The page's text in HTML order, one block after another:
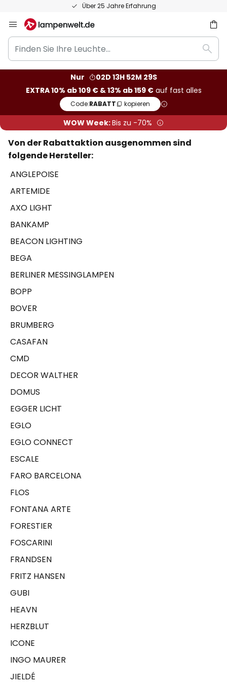
Über 25 Jahre Erfahrung
Inhalt
springen
Finden
Sie
Ihre
Nur
02D 13H 52M 29S
EXTRA 10% ab 109 € & 13% ab 159 €auf fast alles
Code:RABATT kopieren
WOW Week:Bis zu -70%
Von der Rabattaktion ausgenommen sind
folgende Hersteller:
ANGLEPOISE
ARTEMIDE
AXO LIGHT
BANKAMP
BEACON LIGHTING
BEGA
BERLINER MESSINGLAMPEN
BOPP
BOVER
BRUMBERG
CASAFAN
CMD
DECOR WALTHER
DOMUS
EGGER LICHT
EGLO
EGLO CONNECT
ESCALE
FARO BARCELONA
FLOS
FONTANA ARTE
FORESTIER
FOSCARINI
FRANDSEN
FRITZ HANSEN
GUBI
HEAVN
HERZBLUT
ICONE
INGO MAURER
JIELDÉ